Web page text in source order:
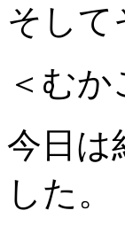
そして
＜む
今日は
した。